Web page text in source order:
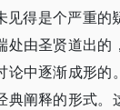
见得是个严重的
处由圣贤道出的
论中逐渐成形的
典阐释的形式。